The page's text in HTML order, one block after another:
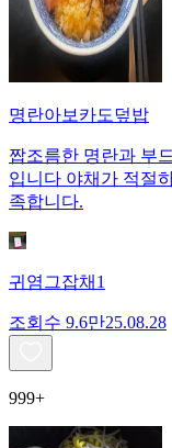
명란아보카도덮밥
짭조름한 명란과 부
입니다 야채가 적절
족합니다.
귀염그잡채1
조회수 9.6만25.08.28
999+